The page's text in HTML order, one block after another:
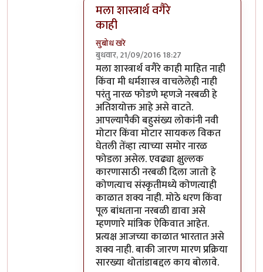
मला शास्त्रार्थ वगैरे
काही
सुबोध खरे
बुधवार, 21/09/2016 18:27
In reply toआत्मबंधवाल्यानी `कोहळा म्हणजे
मला शास्त्रार्थ वगैरे काही माहित नाही
किंवा मी धर्मशास्त्र वाचलेलेही नाही
परंतु नारळ फोडणे म्हणजे नरबळी हे
अतिशयोक्त आहे असे वाटते.
आपल्यापैकी बहुसंख्य लोकांनी नवी
मोटार किंवा मोटार सायकल विकत
घेतली तेंव्हा त्याच्या समोर नारळ
फोडला असेल. एवढ्या क्षुल्लक
कारणासाठी नरबळी दिला जातो हे
कोणत्याच संस्कृतीमध्ये कोणत्याही
काळात शक्य नाही. मोठे धरण किंवा
पूल बांधताना नरबळी द्यावा असे
म्हणणारे मांत्रिक ऐकिवात आहेत.
प्रत्यक्ष आजच्या काळात भारतात असे
शक्य नाही. बाकी जारण मारण प्रक्रिया
सारख्या थोतांडाबद्दल काय बोलावे.